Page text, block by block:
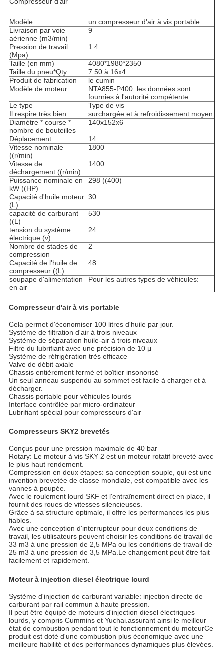
Compresseur d'air
Modèle
un compresseur d'air à vis portable
Livraison par voie
aérienne (m3/min)
9
Pression de travail
(Mpa)
1.4
Taille (en mm)
4080*1980*2350
Taille du pneu*Qty
7.50 à 16x4
Produit de fabrication
le cumin
Modèle de moteur
NTA855-P400: les données sont
fournies à l'autorité compétente.
Le type
Type de vis
Il respire très bien.
surchargée et à refroidissement moyen
Diamètre * course *
nombre de bouteilles
140x152x6
Déplacement
14
Vitesse nominale
((r/min)
1800
Vitesse de
déchargement ((r/min)
1400
Puissance nominale en
kW ((HP)
298 ((400)
Capacité d'huile moteur
(L)
30
capacité de carburant
((L)
530
tension du système
électrique (v)
24
Nombre de stades de
compression
2
Capacité de l'huile de
compresseur ((L)
48
soupape d'alimentation
en air
Pour les autres types de véhicules:
Compresseur d'air à vis portable
Cela permet d'économiser 100 litres d'huile par jour.
Système de filtration d'air à trois niveaux
Système de séparation huile-air à trois niveaux
Filtre du lubrifiant avec une précision de 10 μ
Système de réfrigération très efficace
Valve de débit axiale
Chassis entièrement fermé et boîtier insonorisé
Un seul anneau suspendu au sommet est facile à charger et à
décharger.
Chassis portable pour véhicules lourds
Interface contrôlée par micro-ordinateur
Lubrifiant spécial pour compresseurs d'air
Compresseurs SKY2 brevetés
Conçus pour une pression maximale de 40 bar
Rotary: Le moteur à vis SKY 2 est un moteur rotatif breveté avec
le plus haut rendement.
Compression en deux étapes: sa conception souple, qui est une
invention brevetée de classe mondiale, est compatible avec les
vannes à poupée.
Avec le roulement lourd SKF et l'entraînement direct en place, il
fournit des roues de vitesses silencieuses.
Grâce à sa structure optimale, il offre les performances les plus
fiables.
Avec une conception d'interrupteur pour deux conditions de
travail, les utilisateurs peuvent choisir les conditions de travail de
33 m3 à une pression de 2,5 MPa ou les conditions de travail de
25 m3 à une pression de 3,5 MPa.Le changement peut être fait
facilement et rapidement.
Moteur à injection diesel électrique lourd
Système d'injection de carburant variable: injection directe de
carburant par rail commun à haute pression.
Il peut être équipé de moteurs d'injection diesel électriques
lourds, y compris Cummins et Yuchai.assurant ainsi le meilleur
état de combustion pendant tout le fonctionnement du moteurCe
produit est doté d'une combustion plus économique avec une
meilleure fiabilité et des performances dynamiques plus élevées.